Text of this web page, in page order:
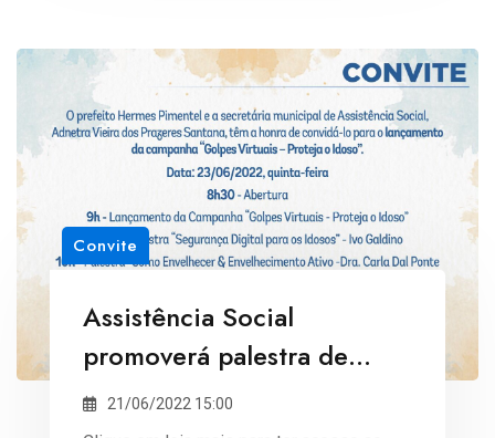
Convite
Assistência Social
promoverá palestra de
lançamento da campanha
21/06/2022 15:00